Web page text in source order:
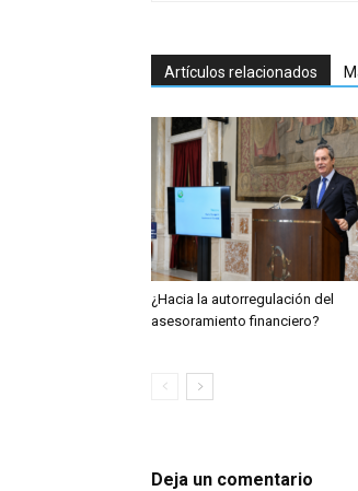
Artículos relacionados
¿Hacia la autorregulación del
asesoramiento financiero?
Deja un comentario